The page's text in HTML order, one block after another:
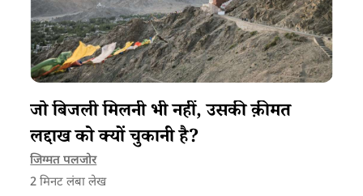
जो बिजली मिलनी भी नहीं, उसकी क़ीमत
लद्दाख को क्यों चुकानी है?
जिग्मत पलजोर
2 मिनट लंबा लेख